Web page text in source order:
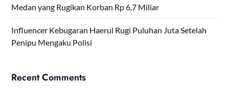
Medan yang Rugikan Korban Rp 6,7 Miliar
Influencer Kebugaran Haerul Rugi Puluhan Juta Setelah
Penipu Mengaku Polisi
Recent Comments